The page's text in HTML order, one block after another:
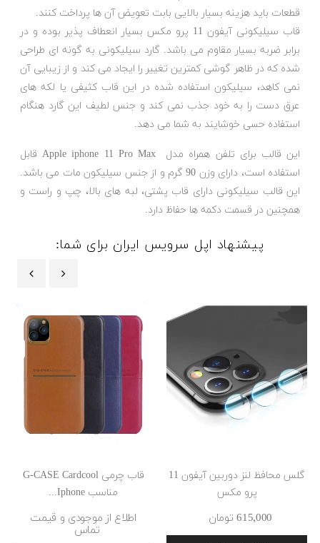
قطعات باید هزینه بسیار بالایی بابت تعویض آن ها پرداخت کنند.
قاب سیلیکونی آیفون 11 پرو مکس بسیار انعطاف پذیر بوده و در
برابر ضربه بسیار مقاوم می باشد. گارد سیلیکونی به گونه ای طراحی
شده که در ظاهر گوشی کمترین تغییر را ایجاد می کند و از زیبایی آن
نمی کاهد، سیلیکون استفاده شده در این قاب کثیفی یا لکه های
عرق دست را به خود جذب نمی کند و جنس لطیف این گارد هنگام
استفاده حسی خوشایند به شما می دهد.
این قالب برای تلفن همراه مدل Apple iphone 11 Pro Max قابل
استفاده است، دارای وزن 90 گرم و از جنس سیلیکون مات می باشد.
این قالب سیلیکونی دارای قاب پشتی، لبه های بالا، چپ و راست و
همچنین در قسمت دکمه ها حفاظ دارد.
پیشنهاد اپل سرویس ایران برای شما:
گلس محافظ لنز دوربین آیفون 11
پرو مکس
615٬000 ‎تومان
قاب چرمی G-CASE Cardcool
مناسب Iphone...
اطلاع از موجودی و قیمت
تماس